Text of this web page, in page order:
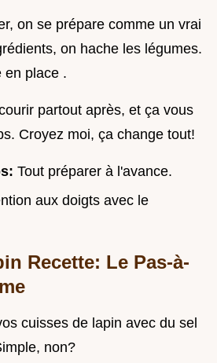
on se prépare comme un vrai
on hache les légumes.
en place .
partout après, et ça vous
Croyez moi, ça change tout!
Tout préparer à l'avance.
aux doigts avec le
Recette: Le Pas-à-
cuisses de lapin avec du sel
non?